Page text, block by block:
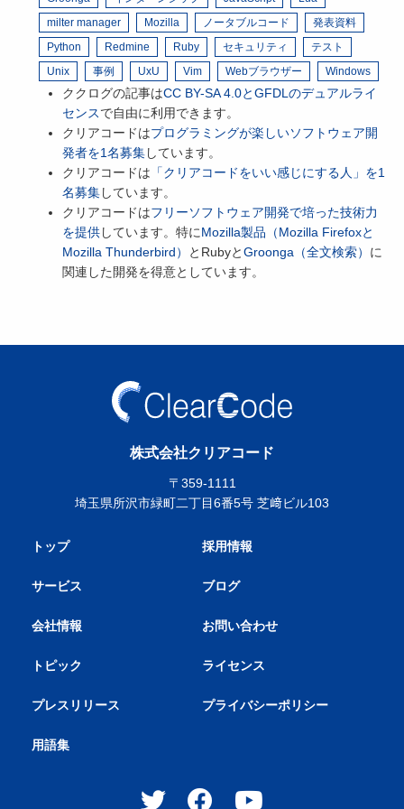
milter manager
Mozilla ノータブルコード
発表資料
Python
Redmine Ruby セキュリティ
テスト
Unix
事例 UxU Vim Webブラウザー Windows
ククログの記事はCC BY-SA 4.0とGFDLのデュアルライ
センスで自由に利用できます。
クリアコードはプログラミングが楽しいソフトウェア開
発者を1名募集しています。
クリアコードは 「クリアコードをいい感じにする人」を1
名募集しています。
クリアコードはフリーソフトウェア開発で培った技術力
を提供しています。特にMozilla製品（Mozilla Firefoxと
Mozilla Thunderbird）
とRubyとGroonga（全文検索） に
関連した開発を得意としています。
株式会社クリアコード
〒359-1111
埼玉県所沢市緑町二丁目6番5号 芝﨑ビル103
トップ
サービス
会社情報
トピック
プレスリリース
用語集
採用情報
ブログ
お問い合わせ
ライセンス
プライバシーポリシー